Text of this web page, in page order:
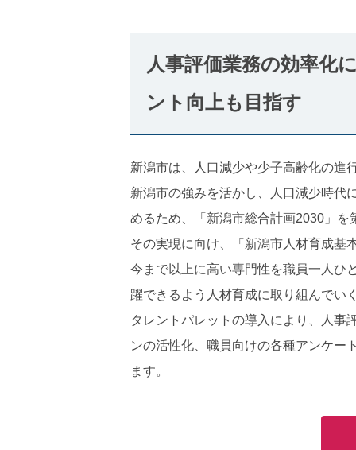
人事評価業務の効率化
ント向上も目指す
新潟市は、人口減少や少子高齢化の進
新潟市の強みを活かし、人口減少時代
めるため、「新潟市総合計画2030」を
その実現に向け、「新潟市人材育成基
今まで以上に高い専門性を職員一人ひ
躍できるよう人材育成に取り組んでい
タレントパレットの導入により、人事
ンの活性化、職員向けの各種アンケー
ます。